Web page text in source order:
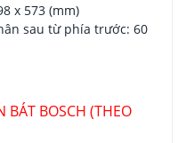
x 573 (mm)
sau từ phía trước: 60
BÁT BOSCH (THEO